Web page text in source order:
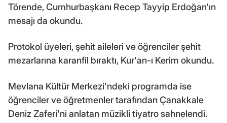
Törende, Cumhurbaşkanı Recep Tayyip Erdoğan'ın
mesajı da okundu.
Protokol üyeleri, şehit aileleri ve öğrenciler şehit
mezarlarına karanfil bıraktı, Kur'an-ı Kerim okundu.
Mevlana Kültür Merkezi'ndeki programda ise
öğrenciler ve öğretmenler tarafından Çanakkale
Deniz Zaferi'ni anlatan müzikli tiyatro sahnelendi.